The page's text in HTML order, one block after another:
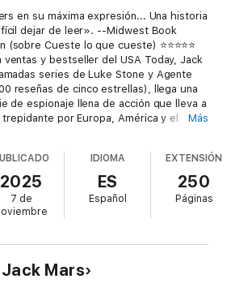
en su máxima expresión... Una historia
dejar de leer». --Midwest Book
(sobre Cueste lo que cueste) ⭐⭐⭐⭐⭐
ventas y bestseller del USA Today, Jack
series de Luke Stone y Agente
reseñas de cinco estrellas), llega una
de espionaje llena de acción que lleva a
por Europa, América y el
en peligro uno de los yacimientos
del mundo, Jacob es
y detenerlos antes de que sea
en una serie de giros interminables,
no será tan fácil como
y giros imprevistos. Esta es la
y emocionante serie de un autor
Más
2025
7 de
IDIOMA
ES
Español
EXTENSIÓN
250
Páginas
Mars